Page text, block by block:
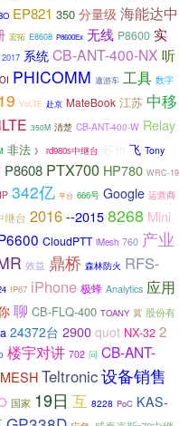
EP821 350 分量级 海能达中
宏拓 E8608 P8600Ex 无线 P8600 实
2017 系统 CB-ANT-400-NX 听
PHICOMM 遨游车 工具 数字
VoLTE 赴京 MateBook 江苏 中移
350M 清楚 CB-ANT-400-W Relay
非法 》 rd980s中继台 飞 Tony
P8608 PTX700 HP780 WRC-19
342亿 平台 666号 Google 运营商
继台 2016--20158268 Mini
CloudPTT iMesh 760 产业
效益 鼎桥 森林防火 RFS-
IP67 iPhone 极蜂 Analytics 应用
聊 CB-FLQ-400 TOANY 冀 股份有
24372台 2900 quot NX-32 2
楼宇对讲 702 问 CB-ANT-
Teltronic设备销售
国家 19日 互 8228 PoC KAS-